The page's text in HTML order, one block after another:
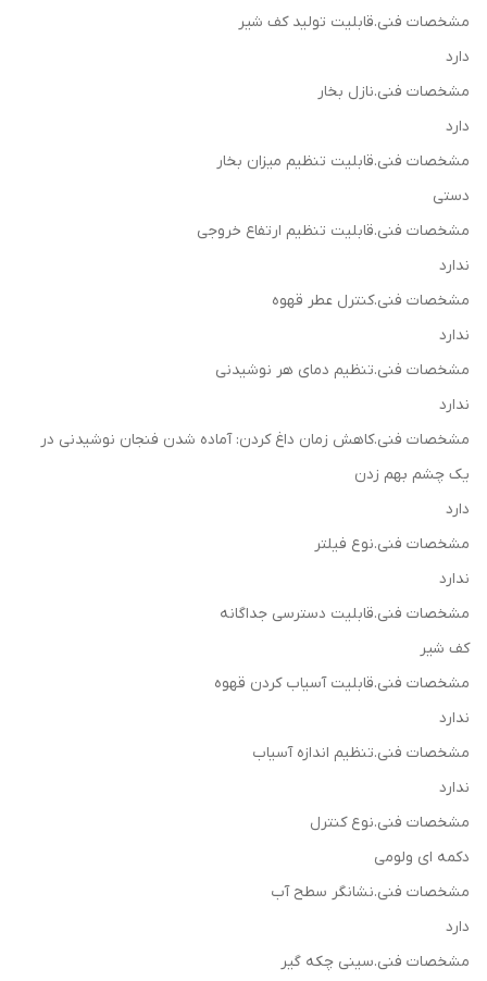
مشخصات فنی.قابلیت تولید کف شیر
دارد
مشخصات فنی.نازل بخار
دارد
مشخصات فنی.قابلیت تنظیم میزان بخار
دستی
مشخصات فنی.قابلیت تنظیم ارتفاع خروجی
ندارد
مشخصات فنی.کنترل عطر قهوه
ندارد
مشخصات فنی.تنظیم دمای هر نوشیدنی
ندارد
مشخصات فنی.کاهش زمان داغ کردن: آماده شدن فنجان نوشیدنی در
یک چشم بهم زدن
دارد
مشخصات فنی.نوع فیلتر
ندارد
مشخصات فنی.قابلیت دسترسی جداگانه
کف شیر
مشخصات فنی.قابلیت آسیاب کردن قهوه
ندارد
مشخصات فنی.تنظیم اندازه آسیاب
ندارد
مشخصات فنی.نوع کنترل
دکمه ای ولومی
مشخصات فنی.نشانگر سطح آب
دارد
مشخصات فنی.سینی چکه گیر